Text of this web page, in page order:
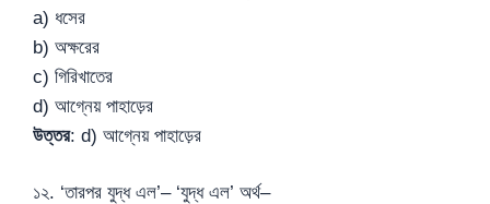
a) ধসের
b) অক্ষরের
c) গিরিখাতের
d) আগ্নেয় পাহাড়ের
উত্তর: d) আগ্নেয় পাহাড়ের
১২. ‘তারপর যুদ্ধ এল’– ‘যুদ্ধ এল’ অর্থ–